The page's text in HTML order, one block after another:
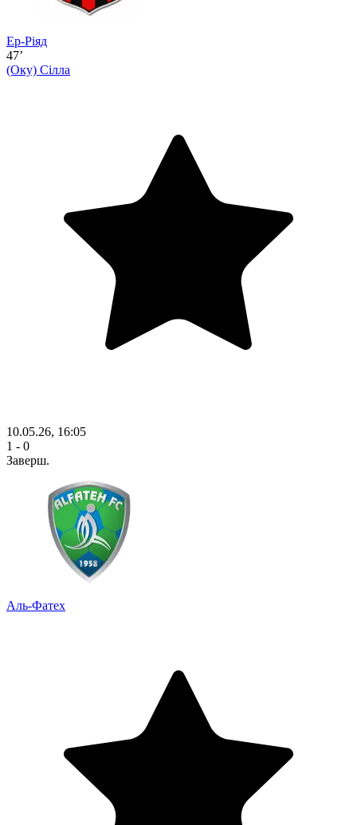
Ер-Ріяд
47’
(Оку) Сілла
10.05.26, 16:05
1 - 0
Заверш.
Аль-Фатех